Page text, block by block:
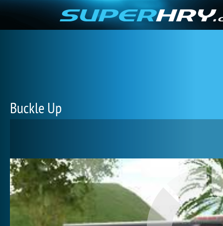
Buckle Up